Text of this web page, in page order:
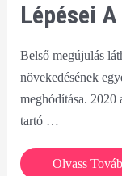
Lépései
Belső megújulás
növekedésének
meghódítása. 2020
tartó …
Belső
Olvass